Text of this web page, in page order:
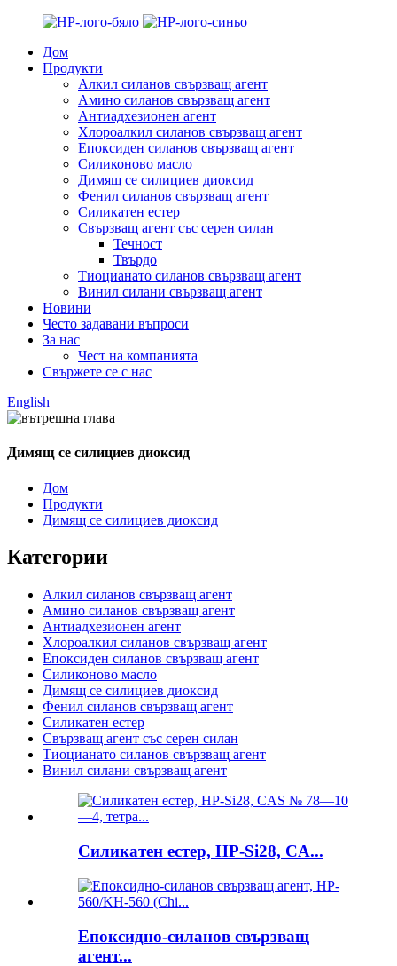
Дом
Продукти
Алкил силанов свързващ агент
Амино силанов свързващ агент
Антиадхезионен агент
Хлороалкил силанов свързващ агент
Епоксиден силанов свързващ агент
Силиконово масло
Димящ се силициев диоксид
Фенил силанов свързващ агент
Силикатен естер
Свързващ агент със серен силан
Течност
Твърдо
Тиоцианато силанов свързващ агент
Винил силани свързващ агент
Новини
Често задавани въпроси
За нас
Чест на компанията
Свържете се с нас
English
Димящ се силициев диоксид
Дом
Продукти
Димящ се силициев диоксид
Категории
Алкил силанов свързващ агент
Амино силанов свързващ агент
Антиадхезионен агент
Хлороалкил силанов свързващ агент
Епоксиден силанов свързващ агент
Силиконово масло
Димящ се силициев диоксид
Фенил силанов свързващ агент
Силикатен естер
Свързващ агент със серен силан
Тиоцианато силанов свързващ агент
Винил силани свързващ агент
Силикатен естер, HP-Si28, CA...
Епоксидно-силанов свързващ
агент...